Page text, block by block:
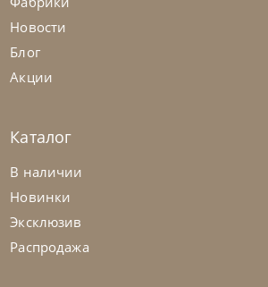
Cattelan Italia
Стол обеденный Napoleon Keramik
Premium
Новости
Блог
Акции
Каталог
В наличии
Новинки
Эксклюзив
Распродажа